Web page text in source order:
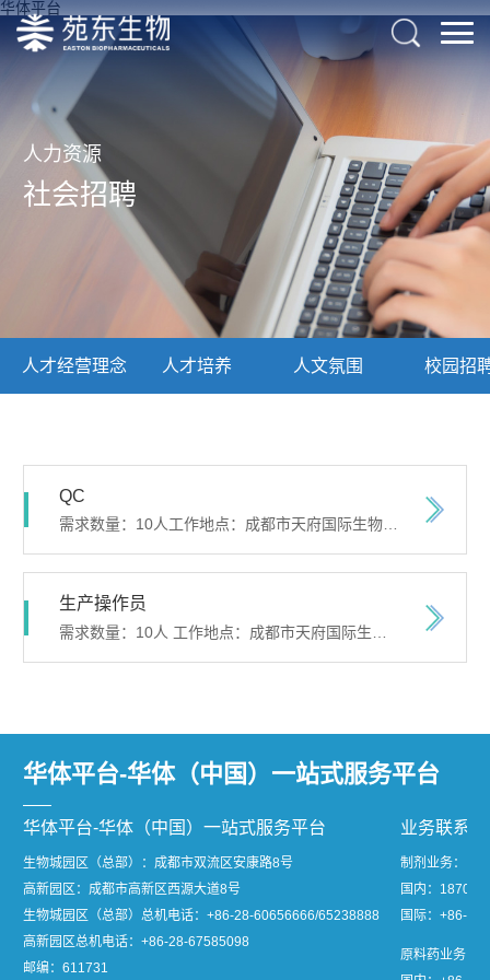
华体平台
人力资源
社会招聘
人才经营理念 人才培养 人文氛围 校园招
QC
需求数量：10人工作地点：成都市天府国际生物城、西源大道8号岗位职责：主要职责：1.负责原辅料等样品的水分、UV、含量、旋光、重金属等的检验工作；2.熟练使用理化分析相关的仪器设备；3.负责试液更换、配制和管理；4.负责检验仪器日常维护保养，定期确认；5.负责检验仪器日常维护保养，定期确认；任职要求：1.本科及以上学历...
生产操作员
华体平台-华体（中国）一站式服务平台
华体平台-华体（中国）一站式服务平台
生物城园区（总部）：成都市双流区安康路8号
高新园区：成都市高新区西源大道8号
生物城园区（总部）总机电话： +86-28-60656666/65238888
高新园区总机电话： +86-28-67585098
邮编：611731
业务联系
制剂业务：
国内：
国际：+86-
原料药业务：